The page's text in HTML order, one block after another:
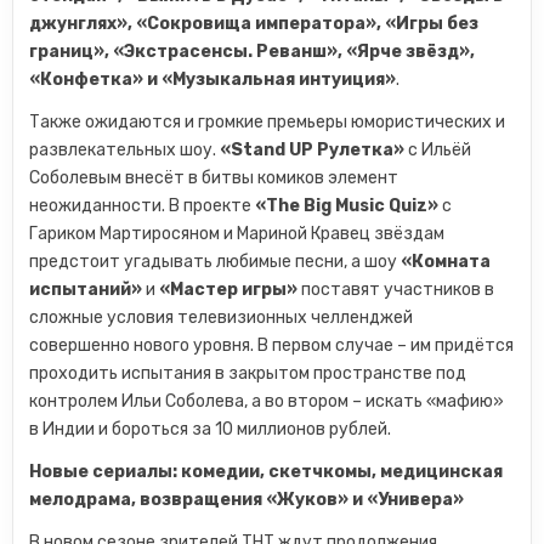
джунглях», «Сокровища императора», «Игры без
границ», «Экстрасенсы. Реванш», «Ярче звёзд»,
«Конфетка» и «Музыкальная интуиция».
Также ожидаются и громкие премьеры юмористических и
развлекательных шоу. «Stand UP Рулетка»с Ильёй
Соболевым внесёт в битвы комиков элемент
неожиданности. В проекте «The Big Music Quiz»c
Гариком Мартиросяном и Мариной Кравец звёздам
предстоит угадывать любимые песни, а шоу «Комната
испытаний»и «Мастер игры»поставят участников в
сложные условия телевизионных челленджей
совершенно нового уровня. В первом случае – им придётся
проходить испытания в закрытом пространстве под
контролем Ильи Соболева, а во втором – искать «мафию»
в Индии и бороться за 10 миллионов рублей.
Новые сериалы: комедии, скетчкомы, медицинская
мелодрама, возвращения «Жуков» и «Универа»